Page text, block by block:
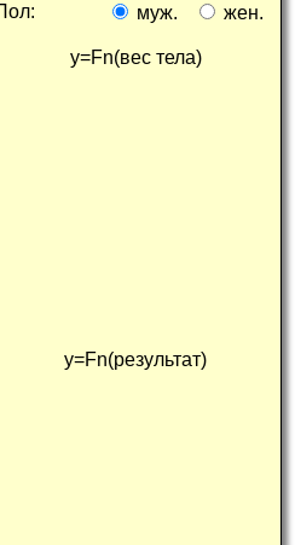
пол:
муж. жен.
y=Fn(вес тела)
y=Fn(результат)